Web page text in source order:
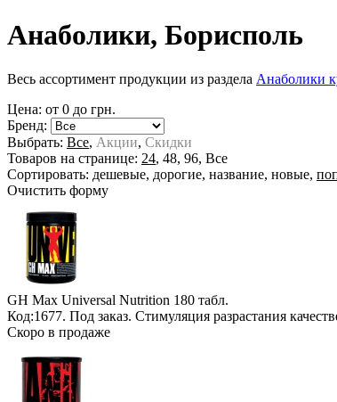
Анаболики, Борисполь
Весь ассортимент продукции из раздела Анаболики
Цена: от 0 до грн.
Бренд:
Выбрать: Все, Акции, Скидки
Товаров на странице: 24, 48, 96, Все
Сортировать: дешевые, дорогие, название, новые,
Очистить форму
GH Max Universal Nutrition 180 табл.
Код:1677. Под заказ. Стимуляция разрастания
Скоро в продаже